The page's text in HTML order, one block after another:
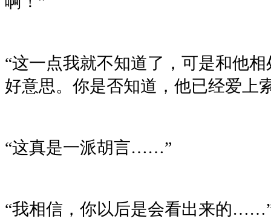
“这一点我就不知道了，可是和他
好意思。你是否知道，他已经爱上
“这真是一派胡言……”
“我相信，你以后是会看出来的